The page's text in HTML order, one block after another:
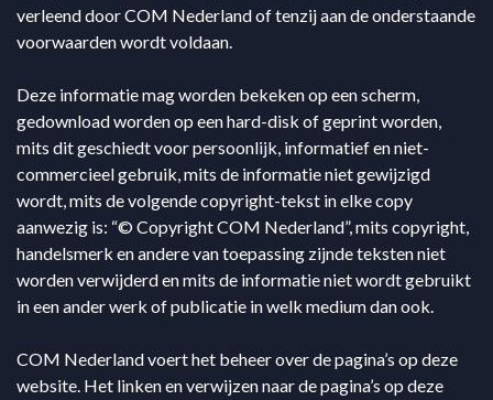
verleend door COM Nederland of tenzij aan de onderstaande
voorwaarden wordt voldaan.
Deze informatie mag worden bekeken op een scherm,
gedownload worden op een hard-disk of geprint worden,
mits dit geschiedt voor persoonlijk, informatief en niet-
commercieel gebruik, mits de informatie niet gewijzigd
wordt, mits de volgende copyright-tekst in elke copy
aanwezig is: “© Copyright COM Nederland”, mits copyright,
handelsmerk en andere van toepassing zijnde teksten niet
worden verwijderd en mits de informatie niet wordt gebruikt
in een ander werk of publicatie in welk medium dan ook.
COM Nederland voert het beheer over de pagina’s op deze
website. Het linken en verwijzen naar de pagina’s op deze